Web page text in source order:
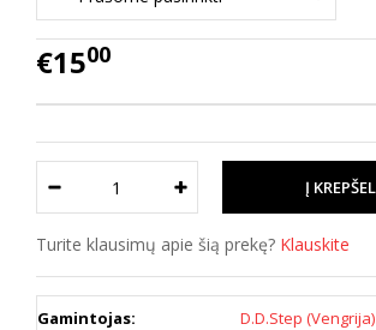
€1500
Turite klausimų apie šią prekę? Klauskite
Gamintojas: D.D.Step (Vengrija)